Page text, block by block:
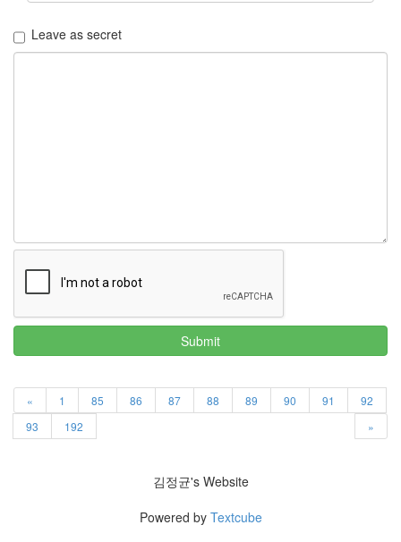
Leave as secret
Submit
« 1 85 86 87 88 89 90 91
92
93
192 »
Daweikala
AA
Daweikala
Li-
ion
1280...
김
균
김정균's Website
Powered by Textcube